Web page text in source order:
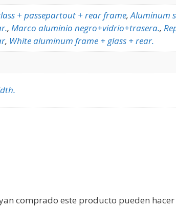
+ passepartout + rear frame,Aluminum
, Marco aluminio negro+vidrio+trasera.,
, White aluminum frame + glass + rear.
comprado este producto pueden